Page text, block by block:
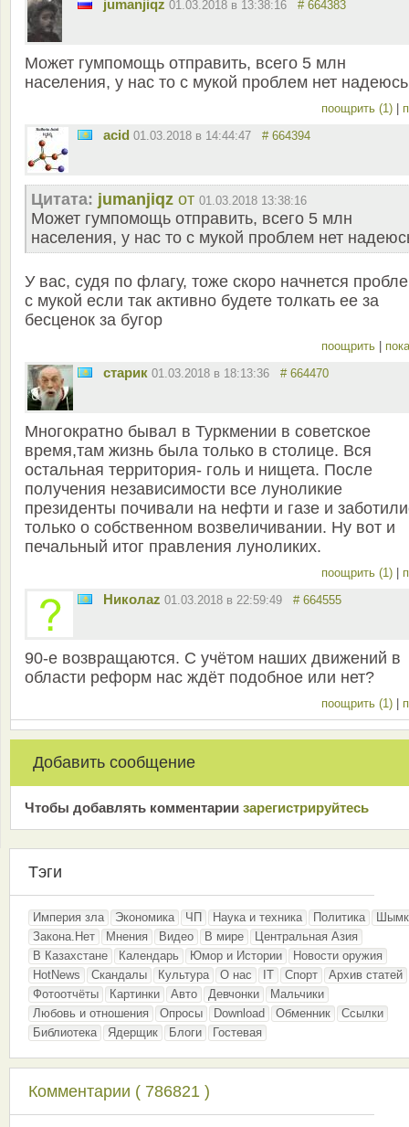
jumanjiqz 01.03.2018 в 13:38:16 # 664383
Может гумпомощь отправить, всего 5 млн
населения, у нас то с мукой проблем нет
поощрить (1) |
acid 01.03.2018 в 14:44:47 # 664394
Цитата: jumanjiqz от 01.03.2018 13:38:16
Может гумпомощь отправить, всего 5 млн
населения, у нас то с мукой проблем нет
У вас, судя по флагу, тоже скоро начнется
с мукой если так активно будете толкать ее за
бесценок за бугор
поощрить |
старик 01.03.2018 в 18:13:36 # 664470
Многократно бывал в Туркмении в советское
время,там жизнь была только в столице. Вся
остальная территория- голь и нищета. После
получения независимости все луноликие
президенты почивали на нефти и газе и
только о собственном возвеличивании. Ну вот и
печальный итог правления луноликих.
поощрить (1) |
Николаz 01.03.2018 в 22:59:49 # 664555
90-е возвращаются. С учётом наших движений в
области реформ нас ждёт подобное или нет?
поощрить (1) |
Добавить сообщение
Чтобы добавлять комментарии зарeгиcтрирyйтeсь
Тэги
Империя зла Экономика ЧП Наука и техника Политика
Закона.Нет
Мнения Видео В мире
Центральная Азия
В Казахстане
Календарь Юмор и Истории
Новости оружия
HotNews
Скандалы Культура О нас IT Спорт
Архив статей
Фотоотчёты
Картинки Авто Девчонки
Мальчики
Любовь и отношения
Опросы Download Обменник
Ссылки
Библиотека
Ядерщик Блоги Гостевая
Комментарии ( 786821 )